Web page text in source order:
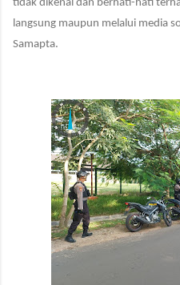
tidak dikenal dan berhati-hati
langsung maupun melalui media
Samapta.